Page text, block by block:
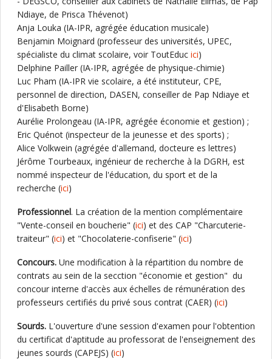
Ndiaye, de Prisca Thévenot)
Anja Louka (IA-IPR, agrégée éducation musicale)
Benjamin Moignard (professeur des universités, UPEC,
spécialiste du climat scolaire, voir ToutEduc ici)
Delphine Pailler (IA-IPR, agrégée de physique-chimie)
Luc Pham (IA-IPR vie scolaire, a été instituteur, CPE,
personnel de direction, DASEN, conseiller de Pap Ndiaye et
d'Elisabeth Borne)
Aurélie Prolongeau (IA-IPR, agrégée économie et gestion) ;
Eric Quénot (inspecteur de la jeunesse et des sports) ;
Alice Volkwein (agrégée d'allemand, docteure es lettres)
Jérôme Tourbeaux, ingénieur de recherche à la DGRH, est
nommé inspecteur de l'éducation, du sport et de la
recherche (ici)
Professionnel. La création de la mention complémentaire
"Vente-conseil en boucherie" (ici) et des CAP "Charcuterie-
traiteur" (ici) et "Chocolaterie-confiserie" (ici)
Concours. Une modification à la répartition du nombre de
contrats au sein de la secction "économie et gestion" du
concour interne d'accès aux échelles de rémunération des
professeurs certifiés du privé sous contrat (CAER) (ici)
Sourds. L'ouverture d'une session d'examen pour l'obtention
du certificat d'aptitude au professorat de l'enseignement des
jeunes sourds (CAPEJS) (ici)